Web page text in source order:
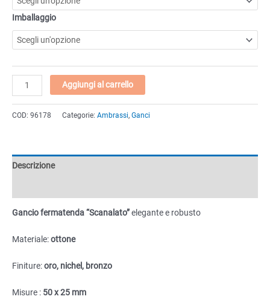
Imballaggio
Gancio
fermatenda
"Scanalato"
in
quantità
Aggiungi al carrello
COD: 96178 Categorie: Ambrassi, Ganci
Descrizione
Gancio fermatenda “Scanalato”elegante e robusto
Materiale:ottone
Finiture:oro, nichel, bronzo
Misure : 50 x 25 mm